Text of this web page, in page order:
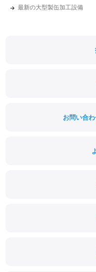
最新の大型製缶加工設備
お問い合